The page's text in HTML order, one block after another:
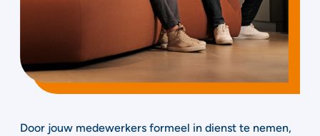
Door jouw medewerkers formeel in dienst te nemen,